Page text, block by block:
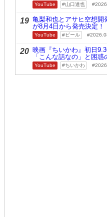
YouTube 山口達也
19 亀梨和也とアサヒ空想開
が8月4日から発売決定！
YouTube ビール
20 映画『ちいかわ』初日
「こんな話なの」と困惑
YouTube ちいかわ